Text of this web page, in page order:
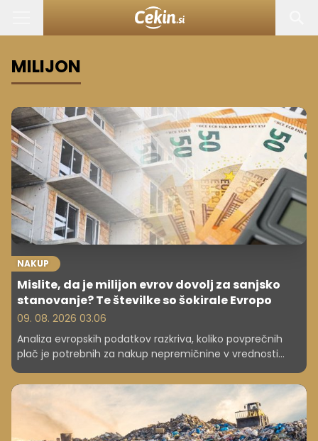
MILIJON
NAKUP
Mislite, da je milijon evrov dovolj za sanjsko
stanovanje? Te številke so šokirale Evropo
09. 08. 2026 03.06
Analiza evropskih podatkov razkriva, koliko povprečnih
plač je potrebnih za nakup nepremičnine v vrednosti
milijon evrov. Slovenija je nekje vmes, razlike med
državami pa so ogromne.